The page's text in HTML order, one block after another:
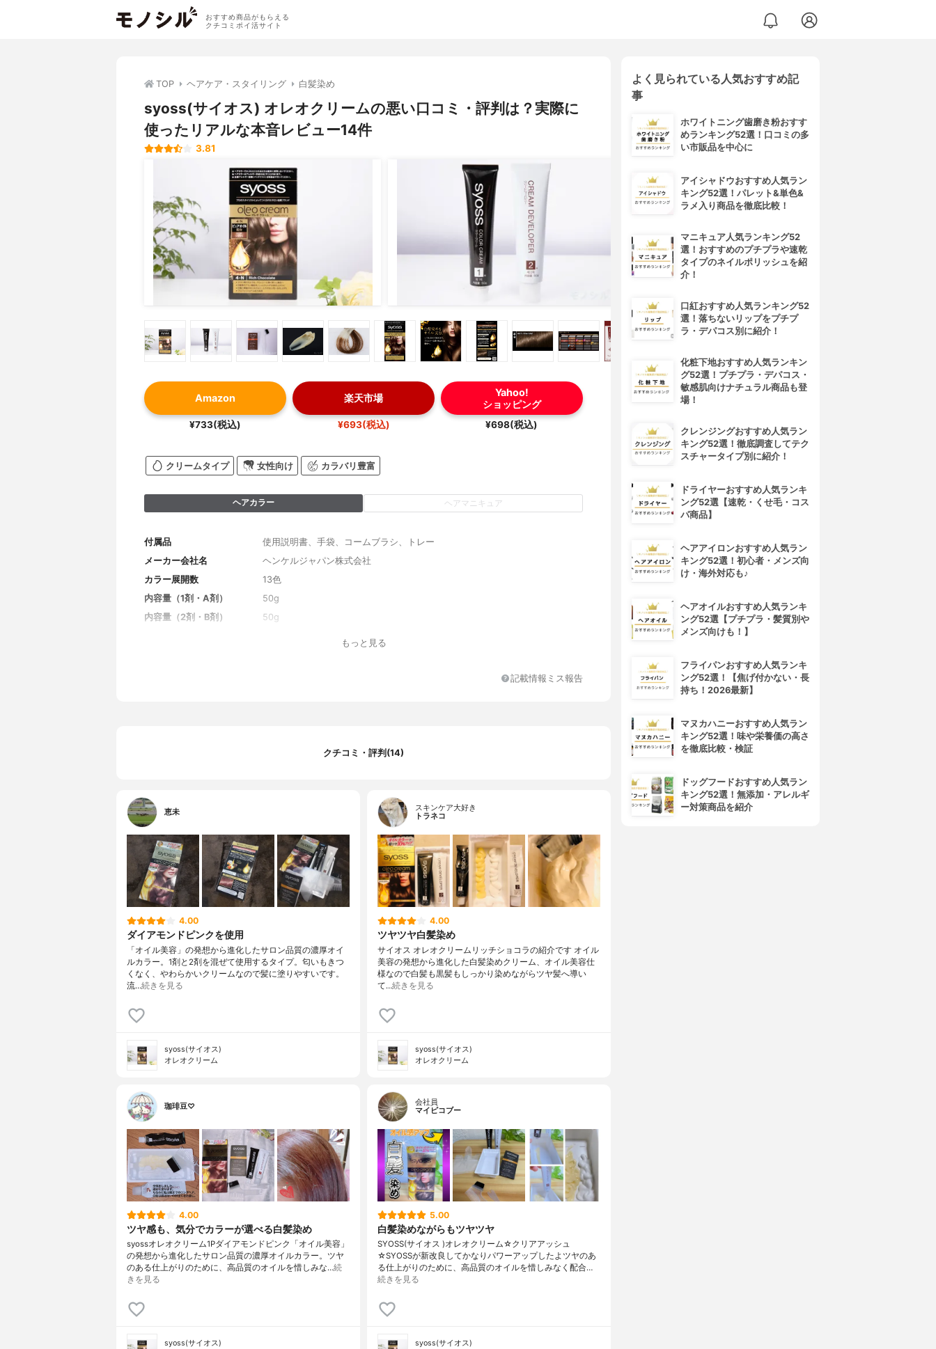
おすすめ商品がもらえる
クチコミポイ活サイト
TOP ヘアケア・スタイリング 白髪染め
syoss(サイオス) オレオクリームの悪い口コミ・評判は？実際に
使ったリアルな本音レビュー14件
3.81
Amazon
¥733(税込)
楽天市場
¥693(税込)
Yahoo!
ショッピング
¥698(税込)
クリームタイプ 女性向け カラバリ豊富
ヘアカラー ヘアマニキュア
付属品
使用説明書、手袋、コームブラシ、トレー
メーカー会社名
ヘンケルジャパン株式会社
カラー展開数
13色
内容量（1剤・A剤）
50g
内容量（2剤・B剤）
50g
もっと見る
記載情報ミス報告
クチコミ・評判(14)
恵未
4.00
ダイアモンドピンクを使用
「オイル美容」の発想から進化したサロン品質の濃厚オイ
ルカラー。1剤と2剤を混ぜて使用するタイプ。匂いもきつ
くなく、やわらかいクリームなので髪に塗りやすいです。
流…続きを見る
syoss(サイオス)
オレオクリーム
スキンケア大好き
トラネコ
4.00
ツヤツヤ白髪染め
サイオス オレオクリームリッチショコラの紹介です オイル
美容の発想から進化した白髪染めクリーム、オイル美容仕
様なので白髪も黒髪もしっかり染めながらツヤ髪へ導い
て…続きを見る
syoss(サイオス)
オレオクリーム
珈琲豆♡
4.00
ツヤ感も、気分でカラーが選べる白髪染め
syossオレオクリーム1Pダイアモンドピンク「オイル美容」
の発想から進化したサロン品質の濃厚オイルカラー。ツヤ
のある仕上がりのために、高品質のオイルを惜しみな…続
きを見る
syoss(サイオス)
会社員
マイピコブー
5.00
白髪染めながらもツヤツヤ
SYOSS(サイオス )オレオクリーム☆クリアアッシュ
☆SYOSSが新改良してかなりパワーアップしたよツヤのあ
る仕上がりのために、高品質のオイルを惜しみなく配合…
続きを見る
syoss(サイオス)
よく見られている人気おすすめ記
事
ホワイトニング歯磨き粉おすす
めランキング52選！口コミの多
い市販品を中心に
アイシャドウおすすめ人気ラン
キング52選！パレット&単色&
ラメ入り商品を徹底比較！
マニキュア人気ランキング52
選！おすすめのプチプラや速乾
タイプのネイルポリッシュを紹
介！
口紅おすすめ人気ランキング52
選！落ちないリップをプチプ
ラ・デパコス別に紹介！
化粧下地おすすめ人気ランキン
グ52選！プチプラ・デパコス・
敏感肌向けナチュラル商品も登
場！
クレンジングおすすめ人気ラン
キング52選！徹底調査してテク
スチャータイプ別に紹介！
ドライヤーおすすめ人気ランキ
ング52選【速乾・くせ毛・コス
パ商品】
ヘアアイロンおすすめ人気ラン
キング52選！初心者・メンズ向
け・海外対応も♪
ヘアオイルおすすめ人気ランキ
ング52選【プチプラ・髪質別や
メンズ向けも！】
フライパンおすすめ人気ランキ
ング52選！【焦げ付かない・長
持ち！2026最新】
マヌカハニーおすすめ人気ラン
キング52選！味や栄養価の高さ
を徹底比較・検証
ドッグフードおすすめ人気ラン
キング52選！無添加・アレルギ
ー対策商品を紹介